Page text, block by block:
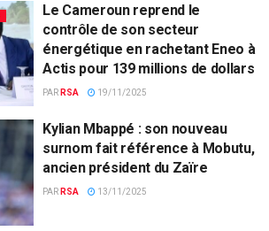
Le Cameroun reprend le
contrôle de son secteur
énergétique en rachetant Eneo à
Actis pour 139 millions de dollars
PAR RSA 19/11/2025
Kylian Mbappé : son nouveau
surnom fait référence à Mobutu,
ancien président du Zaïre
PAR RSA 13/11/2025